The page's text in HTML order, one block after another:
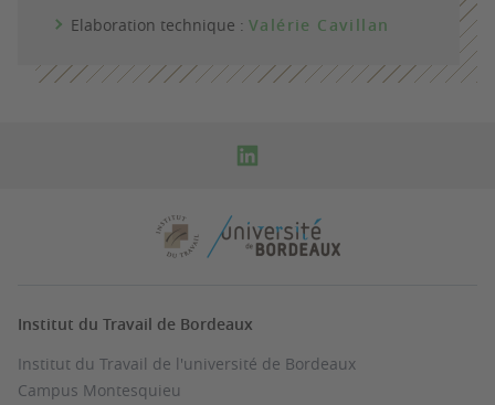
Elaboration technique : Valérie Cavillan
Institut du Travail de Bordeaux
Institut du Travail de l'université de Bordeaux
Campus Montesquieu